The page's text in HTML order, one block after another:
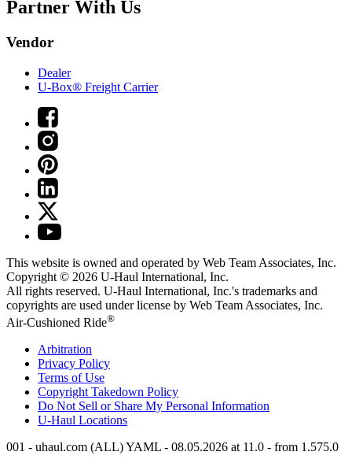
Partner With Us
Vendor
Dealer
U-Box® Freight Carrier
This website is owned and operated by Web Team Associates, Inc.
Copyright © 2026 U-Haul International, Inc.
All rights reserved. U-Haul International, Inc.'s trademarks and
copyrights are used under license by Web Team Associates, Inc.
Air-Cushioned Ride®
Arbitration
Privacy Policy
Terms of Use
Copyright Takedown Policy
Do Not Sell or Share My Personal Information
U-Haul Locations
001 - uhaul.com (ALL) YAML - 08.05.2026 at 11.0 - from 1.575.0